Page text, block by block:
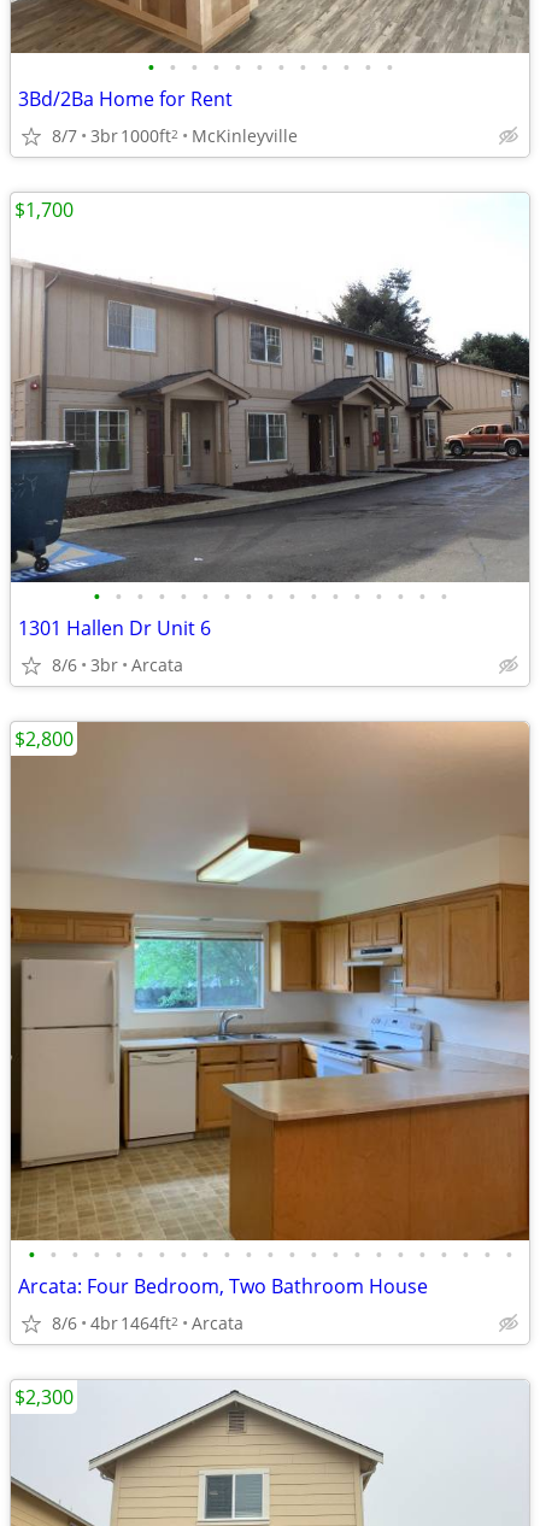
• • • • • • • • • • • •
3Bd/2Ba Home for Rent
8/7 3br1000ft2 McKinleyville
• • • • • • • • • • • • • • • • •
1301 Hallen Dr Unit 6
8/6 3br Arcata
$1,700
• • • • • • • • • • • • • • • • • • • • • • •
Arcata: Four Bedroom, Two Bathroom House
8/6 4br1464ft2 Arcata
$2,800
$2,300